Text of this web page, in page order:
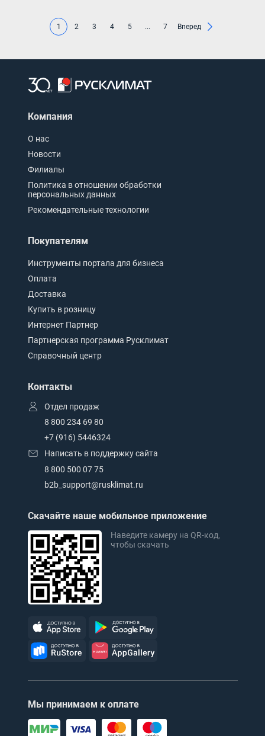
1 2 3 4 5 ... 7 Вперед
Компания
О нас
Новости
Филиалы
Политика в отношении обработки
персональных данных
Рекомендательные технологии
Покупателям
Инструменты портала для бизнеса
Оплата
Доставка
Купить в розницу
Интернет Партнер
Партнерская программа Русклимат
Справочный центр
Контакты
Отдел продаж
8 800 234 69 80
+7 (916) 5446324
Написать в поддержку сайта
8 800 500 07 75
b2b_support@rusklimat.ru
Скачайте наше мобильное приложение
Наведите камеру на QR-код,
чтобы скачать
Мы принимаем к оплате